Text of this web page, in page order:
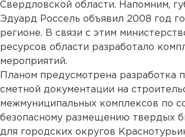
Свердловской области. Напомним,
Эдуард Россель объявил 2008 год
регионе. В связи с этим
ресурсов области разработало
мероприятий.
Планом предусмотрена разработка
сметной документации на
межмуниципальных комплексов по
безопасному размещению твердых
для городских округов